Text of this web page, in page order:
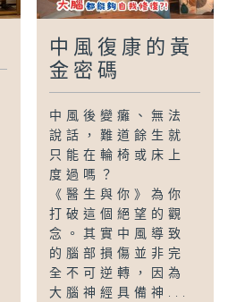
中風復康的黃
金密碼
中風後變癱、無法
說話，難道餘生就
只能在輪椅或床上
度過嗎？
《醫生與你》為你
打破這個絕望的觀
念。其實中風導致
的腦部損傷並非完
全不可逆轉，因為
大腦神經具備神...